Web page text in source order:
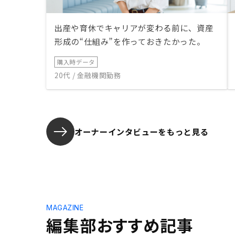
出産や育休でキャリアが変わる前に、資産
形成の“仕組み”を作っておきたかった。
購入時データ
20代 / 金融機関勤務
オーナーインタビューをもっと見る
編集部おすすめ記事
MAGAZINE